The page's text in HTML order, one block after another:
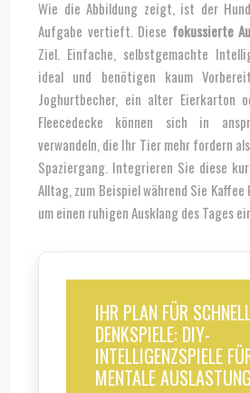
Wie die Abbildung zeigt, ist der
Aufgabe vertieft. Diese fokussierte
Ziel. Einfache, selbstgemachte
ideal und benötigen kaum
Joghurtbecher, ein alter Eierkarton
Fleecedecke können sich in
verwandeln, die Ihr Tier mehr fordern
Spaziergang. Integrieren Sie diese
Alltag, zum Beispiel während Sie Kaffee
um einen ruhigen Ausklang des Tages
IHR PLAN FÜR
DENKSPIELE: DIY-
INTELLIGENZSPIELE
MENTALE AUSLASTUNG